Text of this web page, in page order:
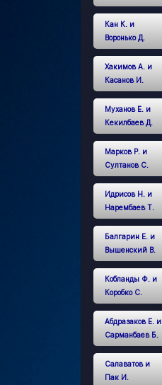
Кан К. и
Воронько Д.
Хакимов А. и
Касанов И.
Муханов Е. и
Кекилбаев Д.
Марков Р. и
Султанов С.
Идрисов Н. и
Нарембаев Т.
Балгарин Е. и
Вышенский В.
Кобланды Ф. и
Коробко С.
Абдразаков Е. и
Сарманбаев Б.
Салаватов и
Пак И.